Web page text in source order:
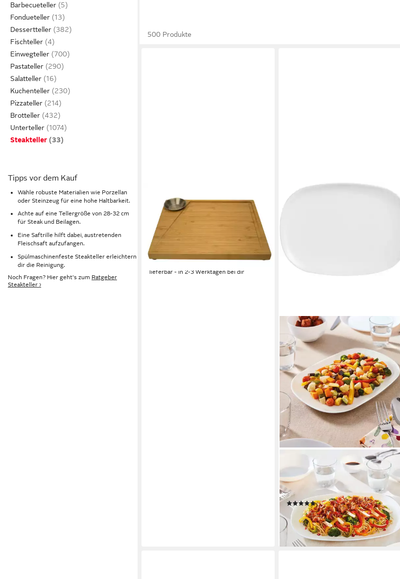
Barbecueteller
Fondueteller
Dessertteller
Fischteller
Einwegteller
Pastateller
Salatteller
Kuchenteller
Pizzateller
Brotteller
Unterteller
Steakteller
Tipps vor dem Kauf
Wähle robuste Materialien wie Porzellan
oder Steinzeug für eine hohe Haltbarkeit.
Achte auf eine Tellergröße von 28-32 cm
für Steak und Beilagen.
Eine Saftrille hilft dabei, austretenden
Fleischsaft aufzufangen.
Spülmaschinenfeste Steakteller erleichtern
dir die Reinigung.
Noch Fragen? Hier geht's zum Ratgeber
Steakteller ›
500 Produkte
Steakteller cleenbo Steakbrett
Bambus mit Edelstahl Soßenbehälter
und Saftrille, Rutschfest, Saftrille +
Edelstahl Soßenbehälter
18,90 €
-14%
lieferbar - in 2-3 Werktagen bei dir
LUMINARC
Steakteller Essteller Italien Party, (6
St), Teller Set für 6 Personen, weiß,
extra resistent, Opalglas
(5)
ab 44,95 € UVP69,99 €
-36%
lieferbar - in 2-3 Werktagen bei dir